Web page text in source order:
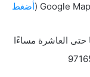
أضغط
حتى العاشرة مساءًا